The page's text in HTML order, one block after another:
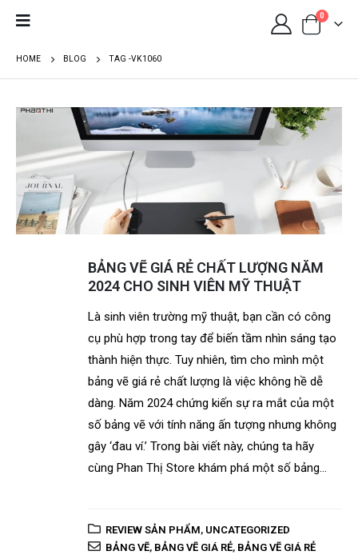
0
HOME BLOG TAG -VK1060
BẢNG VẼ GIÁ RẺ CHẤT LƯỢNG NĂM
2024 CHO SINH VIÊN MỸ THUẬT
Là sinh viên trường mỹ thuật, bạn cần có công
cụ phù hợp trong tay để biến tầm nhìn sáng tạo
thành hiện thực. Tuy nhiên, tìm cho mình một
bảng vẽ giá rẻ chất lượng là việc không hề dễ
dàng. Năm 2024 chứng kiến sự ra mắt của một
số bảng vẽ với tính năng ấn tượng nhưng không
gây ‘đau ví.’ Trong bài viết này, chúng ta hãy
cùng Phan Thị Store khám phá một số bảng...
REVIEW SẢN PHẨM, UNCATEGORIZED
BẢNG VẼ, BẢNG VẼ GIÁ RẺ, BẢNG VẼ GIÁ RẺ